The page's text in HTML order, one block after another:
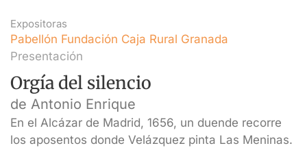
Expositoras
Pabellón Fundación Caja Rural Granada
Presentación
Orgía del silencio
de Antonio Enrique
En el Alcázar de Madrid, 1656, un duende recorre
los aposentos donde Velázquez pinta Las Meninas.